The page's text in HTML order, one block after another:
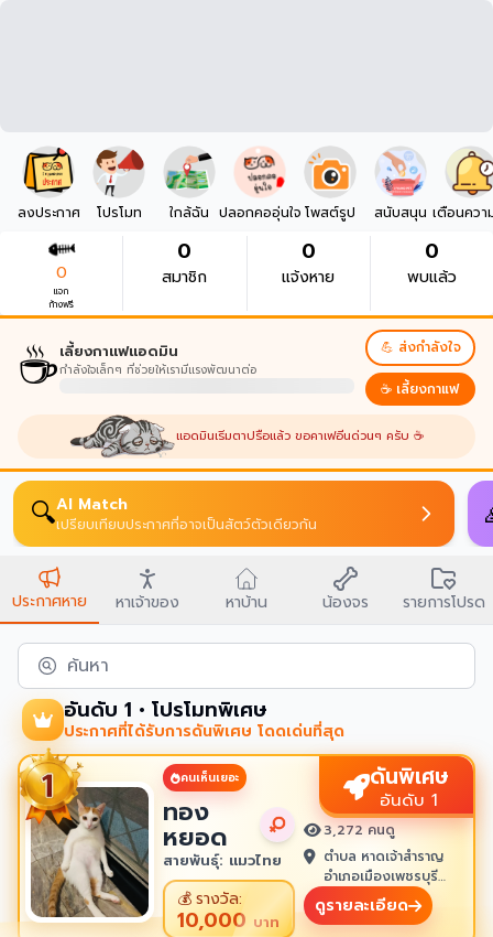
ลงประกาศ โปรโมท ใกล้ฉัน ปลอกคออุ่นใจ โพสต์รูป สนับสนุน เตือนควา
0
แจก
ก้างฟรี
0
สมาชิก
0
แจ้งหาย
0
พบแล้ว
☕เลี้ยงกาแฟแอดมิน
กำลังใจเล็กๆ ที่ช่วยให้เรามีแรงพัฒนาต่อ
💪 ส่งกำลังใจ
☕ เลี้ยงกาแฟ
แอดมินเริ่มตาปรือแล้ว ขอคาเฟอีนด่วนๆ ครับ ☕
🔍AI Match
เปรียบเทียบประกาศที่อาจเป็นสัตว์ตัวเดียวกัน
ประกาศหาย หาเจ้าของ หาบ้าน น้องจร รายการโปรด
ค้นหา
อันดับ 1 • โปรโมทพิเศษ
ประกาศที่ได้รับการดันพิเศษ โดดเด่นที่สุด
คนเห็นเยอะ
ทอง
หยอด
สายพันธุ์: แมวไทย
💰รางวัล:
10,000 บาท
ดันพิเศษ
อันดับ 1
3,272 คนดู
ตำบล หาดเจ้าสำราญ
อำเภอเมืองเพชรบุรี
เพชรบุรี 76100
ดูรายละเอียด